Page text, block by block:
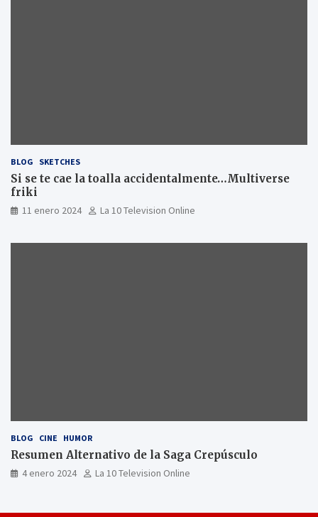
BLOG SKETCHES
Si se te cae la toalla accidentalmente…Multiverse
friki
11 enero 2024 La 10 Television Online
BLOG CINE HUMOR
Resumen Alternativo de la Saga Crepúsculo
4 enero 2024 La 10 Television Online